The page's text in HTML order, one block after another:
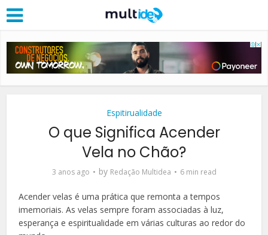
Espitirualidade
O que Significa Acender
Vela no Chão?
3 anos ago by Redação Multidea 6 min read
Acender velas é uma prática que remonta a tempos
imemoriais. As velas sempre foram associadas à luz,
esperança e espiritualidade em várias culturas ao redor do